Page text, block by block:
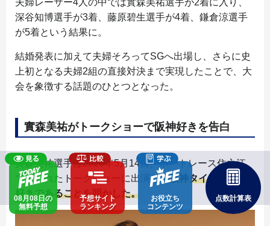
夫婦レーサー4人の中では實森美祐選手が2着に入り、
深谷知博選手が3着、藤原碧生選手が4着、鎌倉涼選手
が5着という結果に。
結婚発表に加えて夫婦そろってSGへ出場し、さらに史
上初となる夫婦2組の直接対決まで実現したことで、大
会を象徴する話題のひとつとなった。
實森美祐がトークショーで阪神好きを告白
實森美祐選手は2026年5月14日、ボートレース住之江
で行われたトークショーに出演し、阪神タイガースが
好きであることを明かした。
08月08日の
無料予想
予想サイト
ランキング
お役立ち
コンテンツ
点数計算表